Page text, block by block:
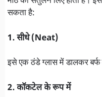
सकता है:
1. सीधे (Neat)
इसे एक ठंडे ग्लास में डालकर
2. कॉकटेल के रूप में